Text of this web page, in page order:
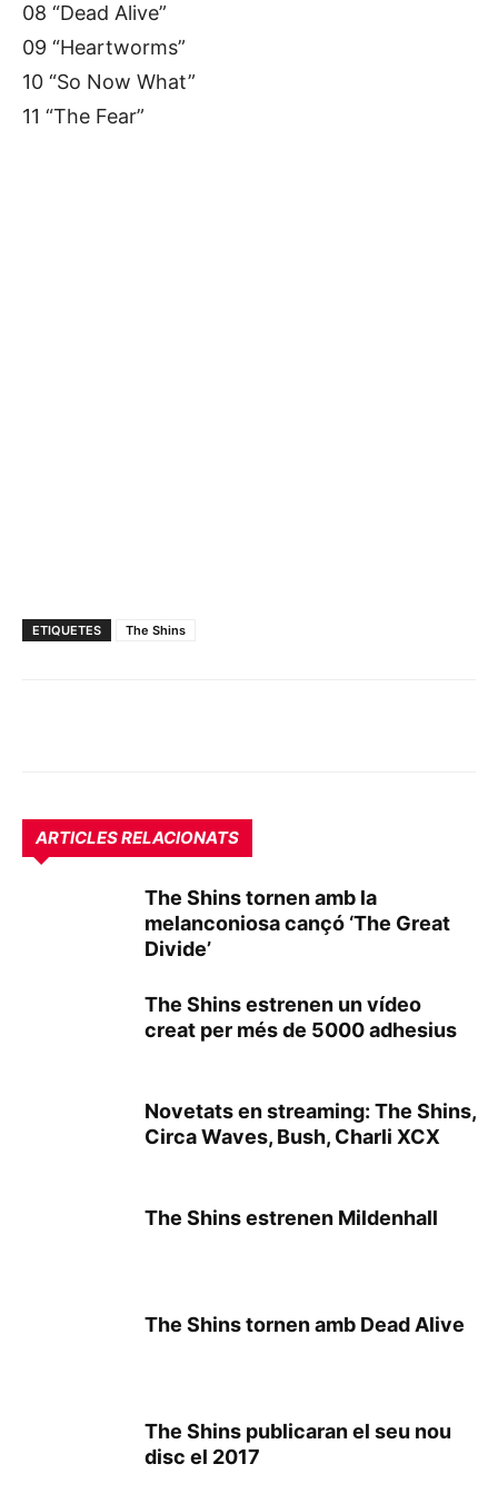
08 “Dead Alive”
09 “Heartworms”
10 “So Now What”
11 “The Fear”
ETIQUETES The Shins
ARTICLES RELACIONATS
The Shins tornen amb la
melanconiosa cançó ‘The Great
Divide’
The Shins estrenen un vídeo
creat per més de 5000 adhesius
Novetats en streaming: The Shins,
Circa Waves, Bush, Charli XCX
The Shins estrenen Mildenhall
The Shins tornen amb Dead Alive
The Shins publicaran el seu nou
disc el 2017